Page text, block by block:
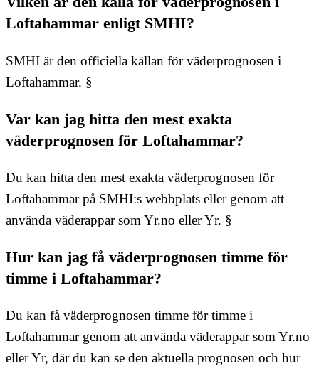
Loftahammar enligt SMHI?
SMHI är den officiella källan för väderprognosen i
Loftahammar. §
Var kan jag hitta den mest exakta
väderprognosen för Loftahammar?
Du kan hitta den mest exakta väderprognosen för
Loftahammar på SMHI:s webbplats eller genom att
använda väderappar som Yr.no eller Yr. §
Hur kan jag få väderprognosen timme för
timme i Loftahammar?
Du kan få väderprognosen timme för timme i
Loftahammar genom att använda väderappar som Yr.no
eller Yr, där du kan se den aktuella prognosen och hur